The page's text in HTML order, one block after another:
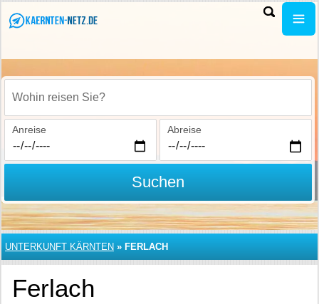
Wohin reisen Sie?
Anreise Abreise
Suchen
UNTERKUNFT KÄRNTEN » FERLACH
Ferlach